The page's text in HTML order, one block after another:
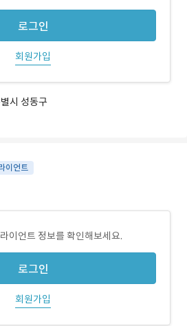
로그인
회원가입
시 성동구
이언트
이언트 정보를 확인해보세요.
로그인
회원가입